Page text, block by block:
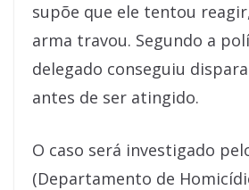
supõe que ele tentou
arma travou. Segundo a
delegado conseguiu
antes de ser atingido.
O caso será investigado
(Departamento de